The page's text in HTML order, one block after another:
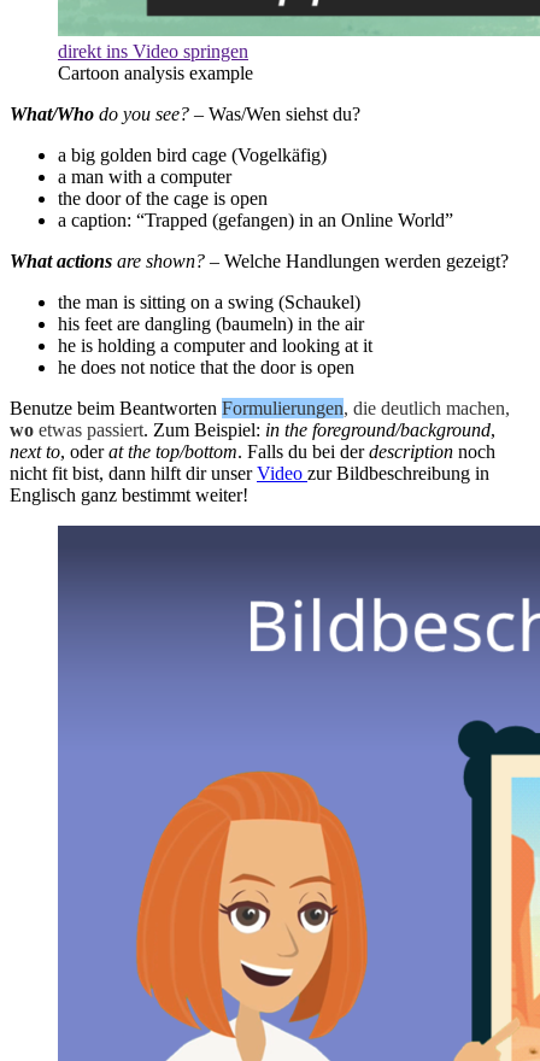
direkt ins Video springen
Cartoon analysis example
What/Who do you see? – Was/Wen siehst du?
a big golden bird cage (Vogelkäfig)
a man with a computer
the door of the cage is open
a caption: “Trapped (gefangen) in an Online World”
What actions are shown? – Welche Handlungen werden gezeigt?
the man is sitting on a swing (Schaukel)
his feet are dangling (baumeln) in the air
he is holding a computer and looking at it
he does not notice that the door is open
Benutze beim Beantworten Formulierungen, die deutlich machen,
wo etwas passiert. Zum Beispiel: in the foreground/background,
next to, oderat the top/bottom. Falls du bei derdescription noch
nicht fit bist, dann hilft dir unserVideo zur Bildbeschreibung in
Englisch ganz bestimmt weiter!